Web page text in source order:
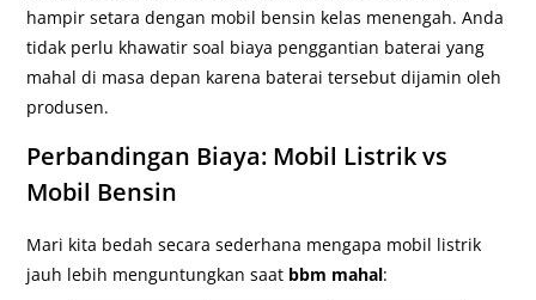
hampir setara dengan mobil bensin kelas menengah. Anda
tidak perlu khawatir soal biaya penggantian baterai yang
mahal di masa depan karena baterai tersebut dijamin oleh
produsen.
Perbandingan Biaya: Mobil Listrik vs
Mobil Bensin
Mari kita bedah secara sederhana mengapa mobil listrik
jauh lebih menguntungkan saat bbm mahal: